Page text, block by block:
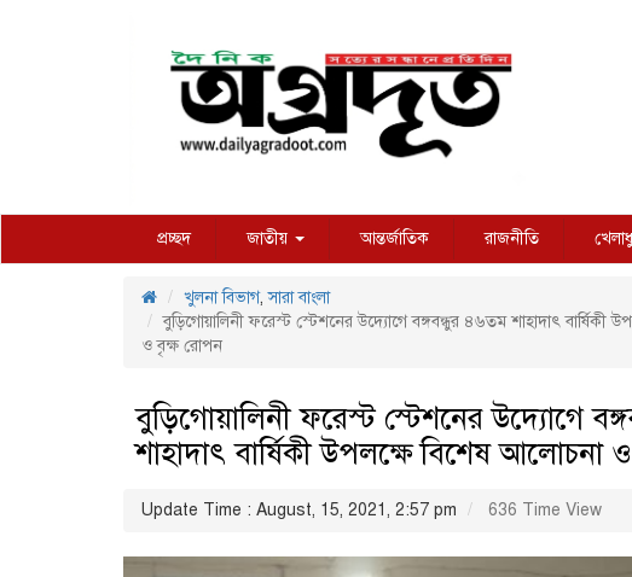
প্রচ্ছদ জাতীয় আন্তর্জাতিক রাজনীতি
খুলনা বিভাগ,সারা বাংলা
বুড়িগোয়ালিনী ফরেস্ট স্টেশনের উদ্যোগে বঙ্গবন্ধুর ৪৬তম শাহাদাৎ বার্ষিকী
ও বৃক্ষ রোপন
বুড়িগোয়ালিনী ফরেস্ট স্টেশনের উদ্যোগে
শাহাদাৎ বার্ষিকী উপলক্ষে বিশেষ আলোচনা
Update Time : August, 15, 2021, 2:57 pm 636 Time View